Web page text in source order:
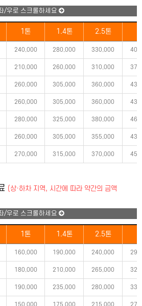
/우로 스크롤하세요
1톤 1.4톤 2.5톤
240,000 280,000 330,000
210,000 260,000 310,000
260,000 305,000 360,000
260,000 305,000 360,000
280,000 325,000 380,000
260,000 305,000 355,000
270,000 315,000 370,000
(상·하차 지역, 시간에 따라 약간의 금액
/우로 스크롤하세요
1톤 1.4톤 2.5톤
160,000 190,000 240,000
180,000 210,000 265,000
190,000 235,000 280,000